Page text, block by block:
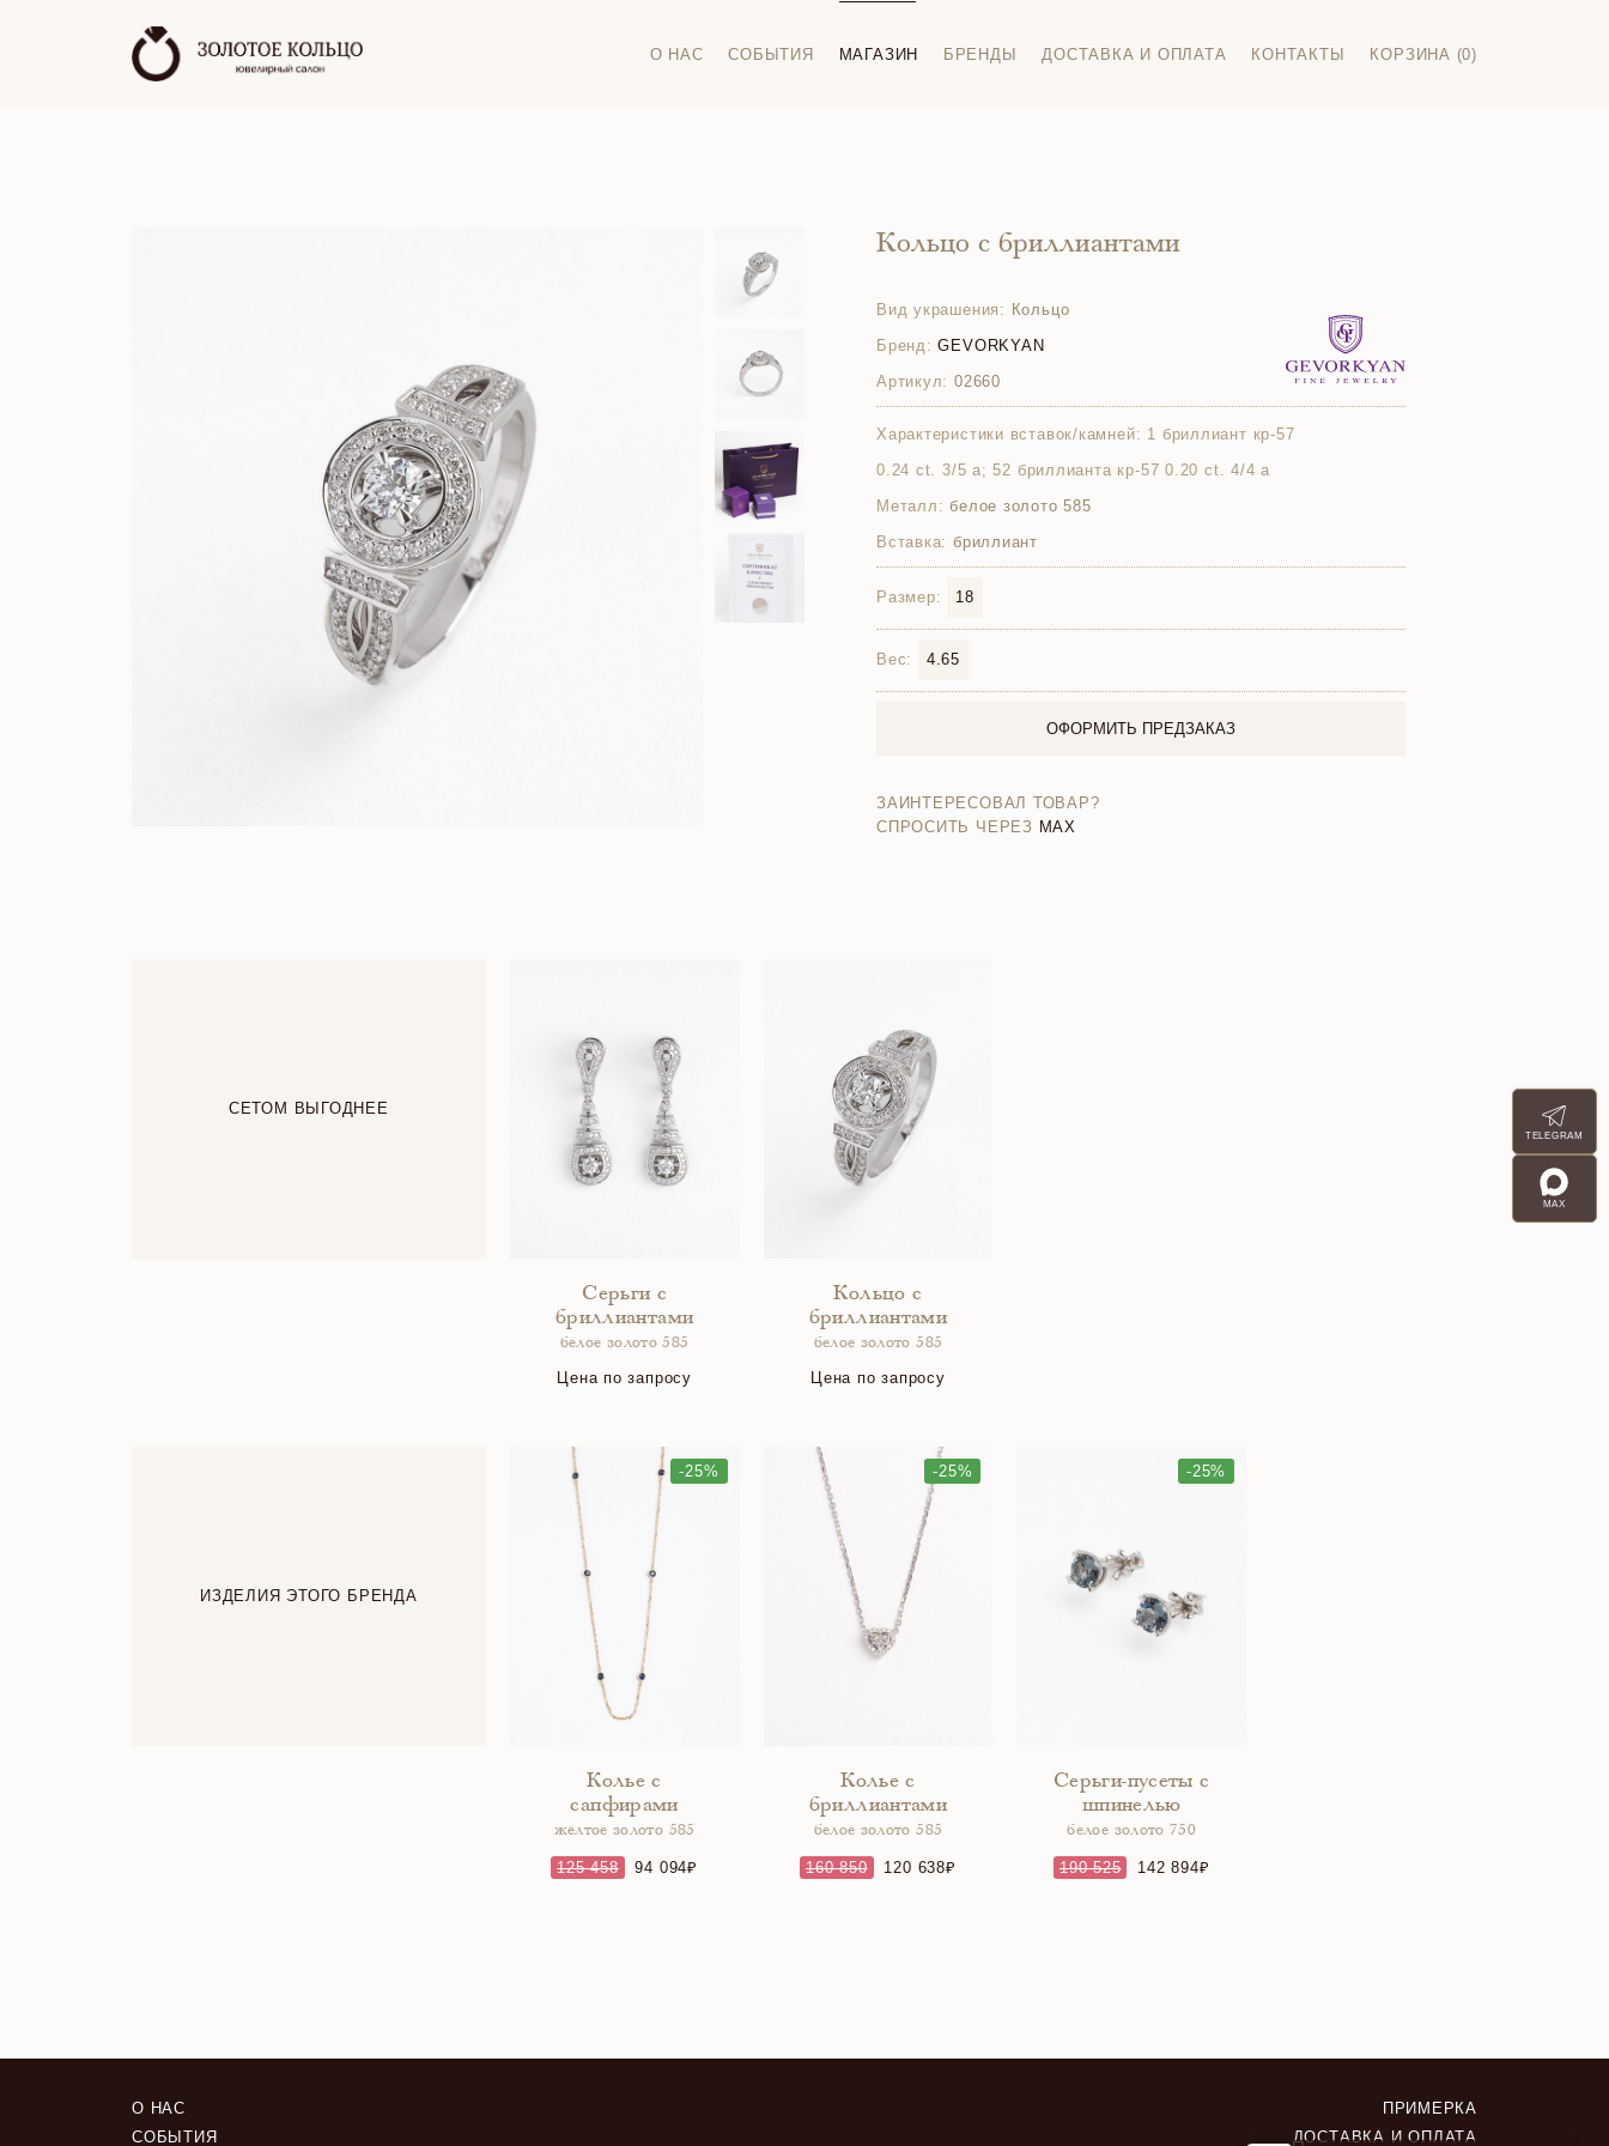
О НАС СОБЫТИЯ МАГАЗИН БРЕНДЫ ДОСТАВКА И ОПЛАТА КОНТАКТЫ КОРЗИНА (0)
Кольцо с бриллиантами
Вид украшения: Кольцо
Бренд: GEVORKYAN
Артикул: 02660
Характеристики вставок/камней: 1 бриллиант кр-57
0.24 ct. 3/5 а; 52 бриллианта кр-57 0.20 ct. 4/4 а
Металл: белое золото 585
Вставка: бриллиант
Размер: 18
Вес: 4.65
ОФОРМИТЬ ПРЕДЗАКАЗ
ЗАИНТЕРЕСОВАЛ ТОВАР?
СПРОСИТЬ ЧЕРЕЗ MAX
СЕТОМ ВЫГОДНЕЕ
Серьги с
бриллиантами
белое золото 585
Цена по запросу
Кольцо с
бриллиантами
белое золото 585
Цена по запросу
ИЗДЕЛИЯ ЭТОГО БРЕНДА
-25%
Колье с
сапфирами
желтое золото 585
125 458 94 094
-25%
Колье с
бриллиантами
белое золото 585
160 850 120 638
-25%
Серьги-пусеты с
шпинелью
белое золото 750
190 525 142 894
TELEGRAM
MAX
О НАС
СОБЫТИЯ
ПРИМЕРКА
ДОСТАВКА И ОПЛАТА